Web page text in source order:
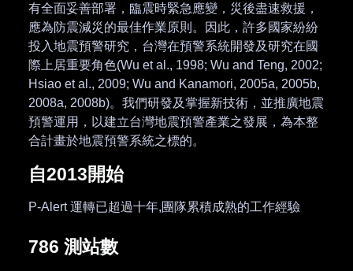
有全面妥善部署，臨震時緊急應變，災後盡速救援，
應為防震減災的最佳作業原則。因此，許多國家紛紛
投入地震預警研究，台灣在預警系統開發及研究在國
際上居重要角色(Wu et al., 1998; Wu and Teng, 2002;
Hsiao et al., 2009; Wu and Kanamori, 2005a, 2005b,
2008a, 2008b)。我們研發及掌握新技術，並推廣地震
預警運用，以建立台灣地震預警產業之發展，為本整
合計畫於地震預警系統之標的。
自2013開始
P-Alert 運轉已超過十年,團隊累積成熟的工作經驗
786 測站數